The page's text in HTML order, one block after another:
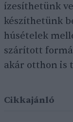
ízesíthetünk
készíthetünk
húsételek
szárított
akár otthon is
Cikkajánló